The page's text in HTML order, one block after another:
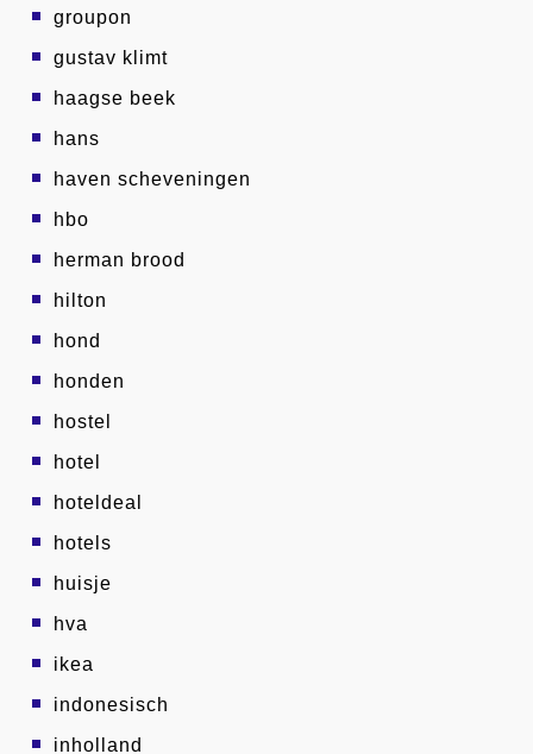
groupon
gustav klimt
haagse beek
hans
haven scheveningen
hbo
herman brood
hilton
hond
honden
hostel
hotel
hoteldeal
hotels
huisje
hva
ikea
indonesisch
inholland